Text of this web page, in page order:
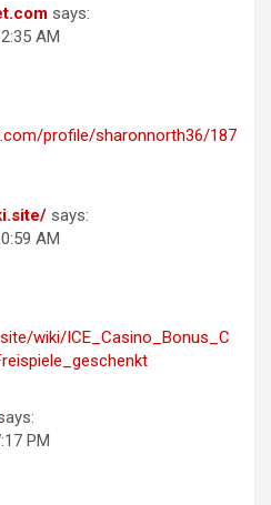
says:
AM
profile/sharonnorth36/187
says:
AM
wiki/ICE_Casino_Bonus_C
PM